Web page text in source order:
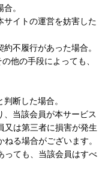
。
イトの運営を妨害した
不履行があった場合。
の手段によっても、
断した場合。
当該会員が本サービス
又は第三者に損害が発生
る場合がございます。
っても、当該会員はすべ